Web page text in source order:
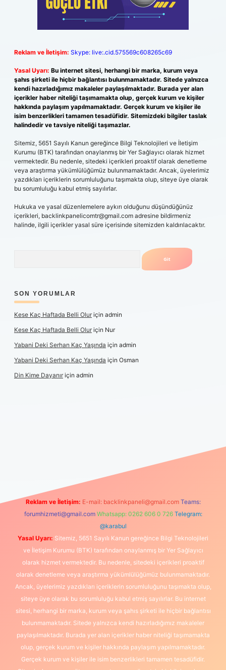
Reklam ve İletişim: Skype: live:.cid.575569c608265c69
Yasal Uyarı: Bu internet sitesi, herhangi bir marka, kurum veya
şahıs şirketi ile hiçbir bağlantısı bulunmamaktadır. Sitede yalnızca
kendi hazırladığımız makaleler paylaşılmaktadır. Burada yer alan
içerikler haber niteliği taşımamakta olup, gerçek kurum ve kişiler
hakkında paylaşım yapılmamaktadır. Gerçek kurum ve kişiler ile
isim benzerlikleri tamamen tesadüfidir. Sitemizdeki bilgiler taslak
halindedir ve tavsiye niteliği taşımazlar.
Sitemiz, 5651 Sayılı Kanun gereğince Bilgi Teknolojileri ve İletişim
Kurumu (BTK) tarafından onaylanmış bir Yer Sağlayıcı olarak hizmet
vermektedir. Bu nedenle, sitedeki içerikleri proaktif olarak denetleme
veya araştırma yükümlülüğümüz bulunmamaktadır. Ancak, üyelerimiz
yazdıkları içeriklerin sorumluluğunu taşımakta olup, siteye üye olarak
bu sorumluluğu kabul etmiş sayılırlar.
Hukuka ve yasal düzenlemelere aykırı olduğunu düşündüğünüz
içerikleri, backlinkpanelicomtr@gmail.com adresine bildirmeniz
halinde, ilgili içerikler yasal süre içerisinde sitemizden kaldırılacaktır.
SON YORUMLAR
Kese Kaç Haftada Belli Oluriçin admin
Kese Kaç Haftada Belli Oluriçin Nur
Yabani Deki Serhan Kaç Yaşında için admin
Yabani Deki Serhan Kaç Yaşında için Osman
Din Kime Dayanıriçin admin
Reklam ve İletişim: E-mail: backlinkpaneli@gmail.com Teams:
forumhizmeti@gmail.com Whatsapp: 0262 606 0 726 Telegram:
@karabul
Yasal Uyarı: Sitemiz, 5651 Sayılı Kanun gereğince Bilgi Teknolojileri
ve İletişim Kurumu (BTK) tarafından onaylanmış bir Yer Sağlayıcı
olarak hizmet vermektedir. Bu nedenle, sitedeki içerikleri proaktif
olarak denetleme veya araştırma yükümlülüğümüz bulunmamaktadır.
Ancak, üyelerimiz yazdıkları içeriklerin sorumluluğunu taşımakta olup,
siteye üye olarak bu sorumluluğu kabul etmiş sayılırlar. Bu internet
sitesi, herhangi bir marka, kurum veya şahıs şirketi ile hiçbir bağlantısı
bulunmamaktadır. Sitede yalnızca kendi hazırladığımız makaleler
paylaşılmaktadır. Burada yer alan içerikler haber niteliği taşımamakta
olup, gerçek kurum ve kişiler hakkında paylaşım yapılmamaktadır.
Gerçek kurum ve kişiler ile isim benzerlikleri tamamen tesadüfidir.